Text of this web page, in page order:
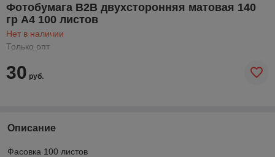
Фотобумага B2B двухсторонняя матовая 140
гр А4 100 листов
Нет в наличии
Только опт
30 руб.
Описание
Фасовка 100 листов